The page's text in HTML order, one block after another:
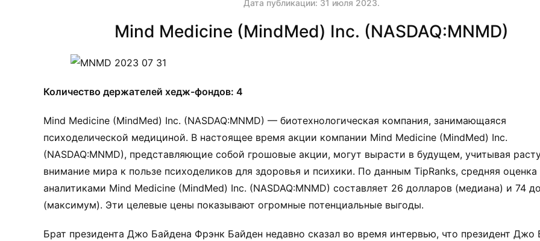
Дата публикации: 31 июля 2023.
Mind Medicine (MindMed) Inc. (NASDAQ:MNMD)
Количество держателей хедж-фондов: 4
Mind Medicine (MindMed) Inc. (NASDAQ:MNMD) — биотехнологическая компания, занимающаяся
психоделической медициной. В настоящее время акции компании Mind Medicine (MindMed) Inc.
(NASDAQ:MNMD), представляющие собой грошовые акции, могут вырасти в будущем, учитывая
внимание мира к пользе психоделиков для здоровья и психики. По данным TipRanks, средняя оценка
аналитиками Mind Medicine (MindMed) Inc. (NASDAQ:MNMD) составляет 26 долларов (медиана) и 74
(максимум). Эти целевые цены показывают огромные потенциальные выгоды.
Брат президента Джо Байдена Фрэнк Байден недавно сказал во время интервью, что президент Джо